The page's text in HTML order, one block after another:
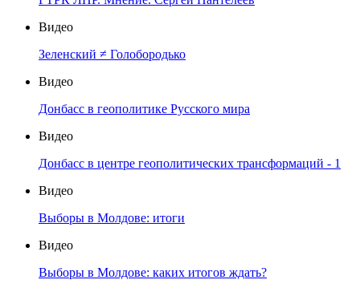
Видео
Зеленский ≠ Голобородько
Видео
Донбасс в геополитике Русского мира
Видео
Донбасс в центре геополитических трансформаций - 1
Видео
Выборы в Молдове: итоги
Видео
Выборы в Молдове: каких итогов ждать?